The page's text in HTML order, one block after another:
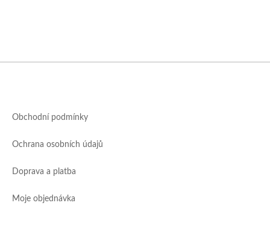
Obchodní podmínky
Ochrana osobních údajů
Doprava a platba
Moje objednávka